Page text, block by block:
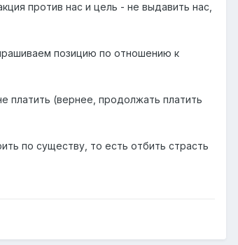
против нас и цель - не выдавить нас,
позицию по отношению к
платить (вернее, продолжать платить
по существу, то есть отбить страсть